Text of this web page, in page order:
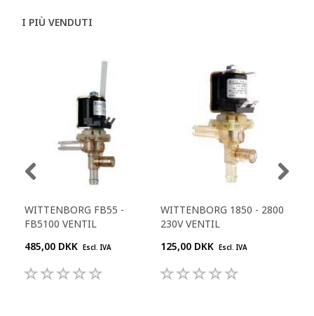
I PIÙ VENDUTI
WITTENBORG FB55 -
FB5100 VENTIL
485,00 DKK Escl. IVA
WITTENBORG 1850 - 2800
230V VENTIL
125,00 DKK Escl. IVA